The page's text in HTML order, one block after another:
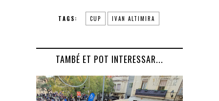
TAGS: CUP IVAN ALTIMIRA
TAMBÉ ET POT INTERESSAR...